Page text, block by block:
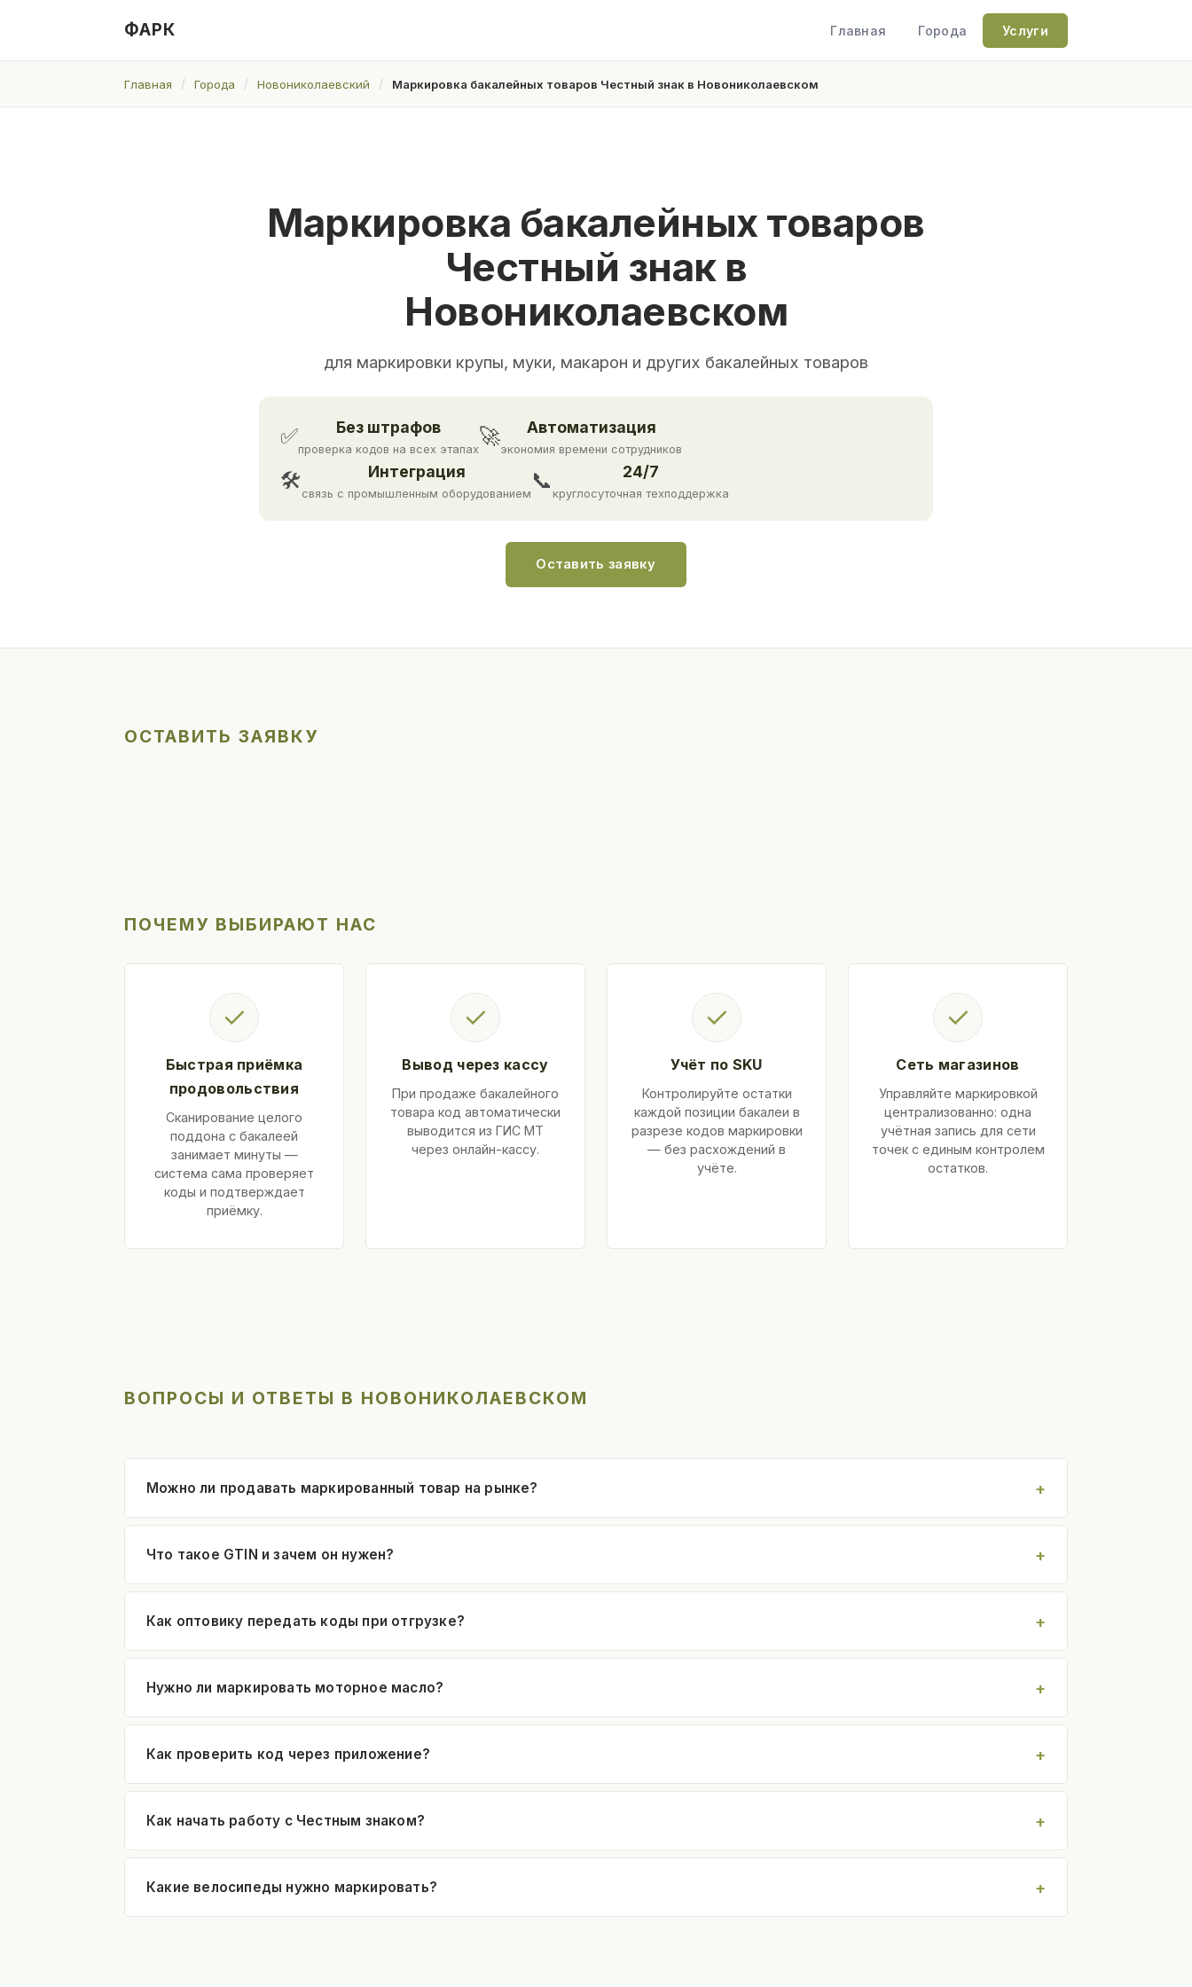
ФАРК Главная Города Услуги
Главная Города Новониколаевский Маркировка бакалейных товаров Честный знак в Новониколаевском
Маркировка бакалейных товаров
Честный знак в
Новониколаевском
для маркировки крупы, муки, макарон и других бакалейных товаров
✅ Без штрафов
проверка кодов на всех этапах
🚀 Автоматизация
экономия времени сотрудников
🛠 Интеграция
связь с промышленным оборудованием
📞 24/7
круглосуточная техподдержка
Оставить заявку
ОСТАВИТЬ ЗАЯВКУ
ПОЧЕМУ ВЫБИРАЮТ НАС
✓
Быстрая приёмка
продовольствия
Сканирование целого
поддона с бакалеей
занимает минуты —
система сама проверяет
коды и подтверждает
приёмку.
✓
Вывод через кассу
При продаже бакалейного
товара код автоматически
выводится из ГИС МТ
через онлайн-кассу.
✓
Учёт по SKU
Контролируйте остатки
каждой позиции бакалеи в
разрезе кодов маркировки
— без расхождений в
учёте.
✓
Сеть магазинов
Управляйте маркировкой
централизованно: одна
учётная запись для сети
точек с единым контролем
остатков.
ВОПРОСЫ И ОТВЕТЫ В НОВОНИКОЛАЕВСКОМ
Можно ли продавать маркированный товар на рынке?
Что такое GTIN и зачем он нужен?
Как оптовику передать коды при отгрузке?
Нужно ли маркировать моторное масло?
Как проверить код через приложение?
Как начать работу с Честным знаком?
Какие велосипеды нужно маркировать?